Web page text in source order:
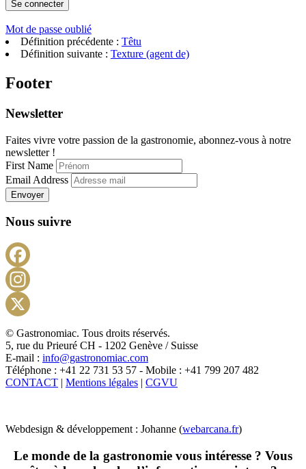
Mot de passe oublié
Définition précédente : Têtu
Définition suivante : Texture (agent de)
Footer
Newsletter
Faites vivre votre passion de la gastronomie, abonnez-vous à notre
newsletter !
First Name
Email Address
Envoyer
Nous suivre
X
© Gastronomiac. Tous droits réservés.
5, rue du Prieuré CH - 1202 Genève / Suisse
E-mail : info@gastronomiac.com
Téléphone : +41 22 731 53 57 - Mobile : +41 799 207 482
CONTACT | Mentions légales | CGVU
Webdesign & développement : Johanne (webarcana.fr)
Le monde de la gastronomie vous intéresse ? Vous